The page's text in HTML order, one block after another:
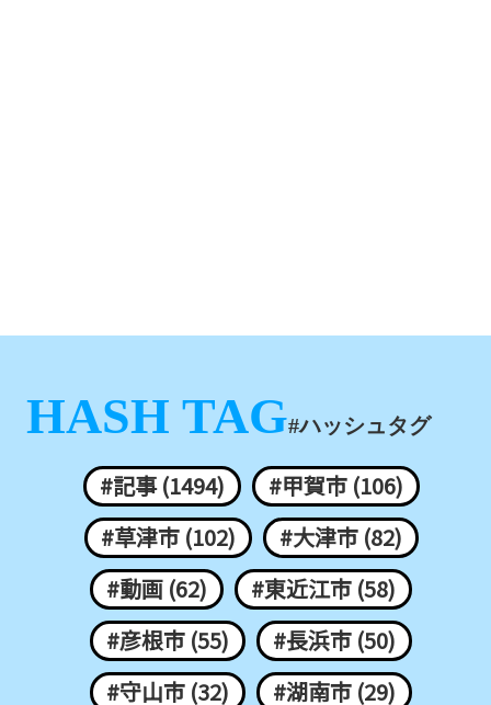
HASH TAG#ハッシュタグ
#記事 (1494)
#甲賀市 (106)
#草津市 (102)
#大津市 (82)
#動画 (62)
#東近江市 (58)
#彦根市 (55)
#長浜市 (50)
#守山市 (32)
#湖南市 (29)